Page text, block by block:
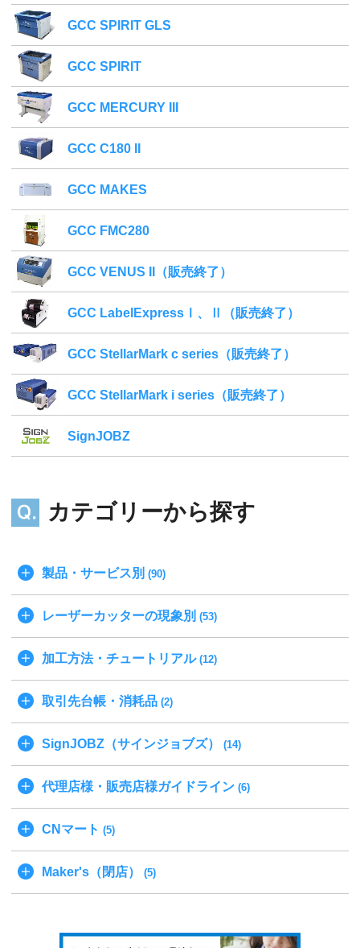
GCC SPIRIT GLS
GCC SPIRIT
GCC MERCURY III
GCC C180 II
GCC MAKES
GCC FMC280
GCC VENUS II（販売終了）
GCC LabelExpressⅠ、Ⅱ（販売終了）
GCC StellarMark c series（販売終了）
GCC StellarMark i series（販売終了）
SignJOBZ
カテゴリーから探す
製品・サービス別 (90)
レーザーカッターの現象別 (53)
加工方法・チュートリアル(12)
取引先台帳・消耗品 (2)
SignJOBZ（サインジョブズ） (14)
代理店様・販売店様ガイドライン (6)
CNマート (5)
Maker's（閉店） (5)